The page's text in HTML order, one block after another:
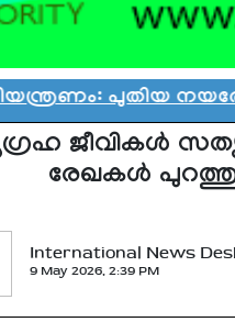
നയരേഖ
ജീവികള്‍
രേഖകള്‍
International News
9 May 2026, 2:39 PM